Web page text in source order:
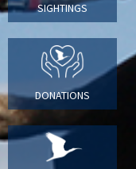
SIGHTINGS
DONATIONS